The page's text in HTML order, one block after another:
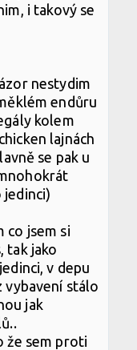
i takový se
nestydim
endůru
kolem
lajnách
se pak u
co jsem si
tak jako
v depu
vybavení stálo
jak
že sem proti